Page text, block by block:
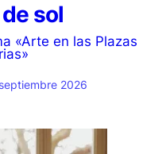
sol
«Arte en las Plazas
2026